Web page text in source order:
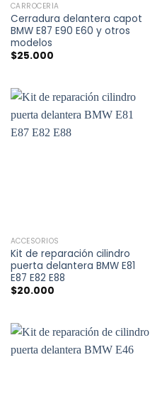
CARROCERÍA
Cerradura delantera capot
BMW E87 E90 E60 y otros
modelos
$25.000
ACCESORIOS
Kit de reparación cilindro
puerta delantera BMW E81
E87 E82 E88
$20.000